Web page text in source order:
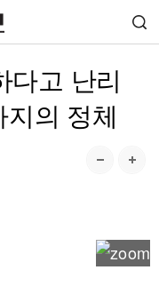
다고 난리
지의 정체